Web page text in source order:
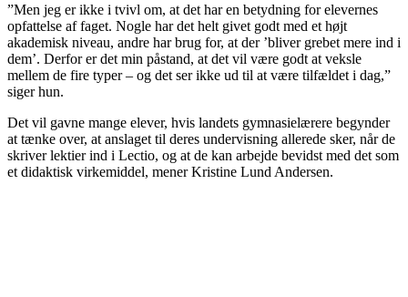
”Men jeg er ikke i tvivl om, at det har en betydning for elevernes
opfattelse af faget. Nogle har det helt givet godt med et højt
akademisk niveau, andre har brug for, at der ’bliver grebet mere ind i
dem’. Derfor er det min påstand, at det vil være godt at veksle
mellem de fire typer – og det ser ikke ud til at være tilfældet i dag,”
siger hun.
Det vil gavne mange elever, hvis landets gymnasielærere begynder
at tænke over, at anslaget til deres undervisning allerede sker, når de
skriver lektier ind i Lectio, og at de kan arbejde bevidst med det som
et didaktisk virkemiddel, mener Kristine Lund Andersen.